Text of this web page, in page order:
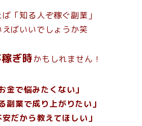
ば 「知る人ぞ稼ぐ副業」
えばいいでしょうか笑
ぎ時かもしれません！
金で悩みたくない」
副業で成り上がりたい」
安だから教えてほしい」